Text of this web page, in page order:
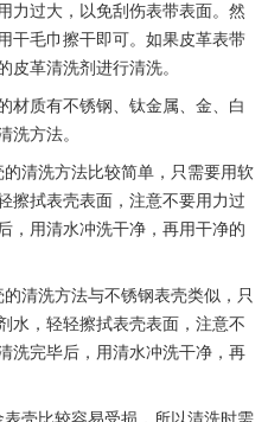
力过大，以免刮伤表带表面。然
干毛巾擦干即可。如果皮革表带
皮革清洗剂进行清洗。
质有不锈钢、钛金属、金、白
洗方法。
清洗方法比较简单，只需要用软
擦拭表壳表面，注意不要用力过
，用清水冲洗干净，再用干净的
清洗方法与不锈钢表壳类似，只
水，轻轻擦拭表壳表面，注意不
洗完毕后，用清水冲洗干净，再